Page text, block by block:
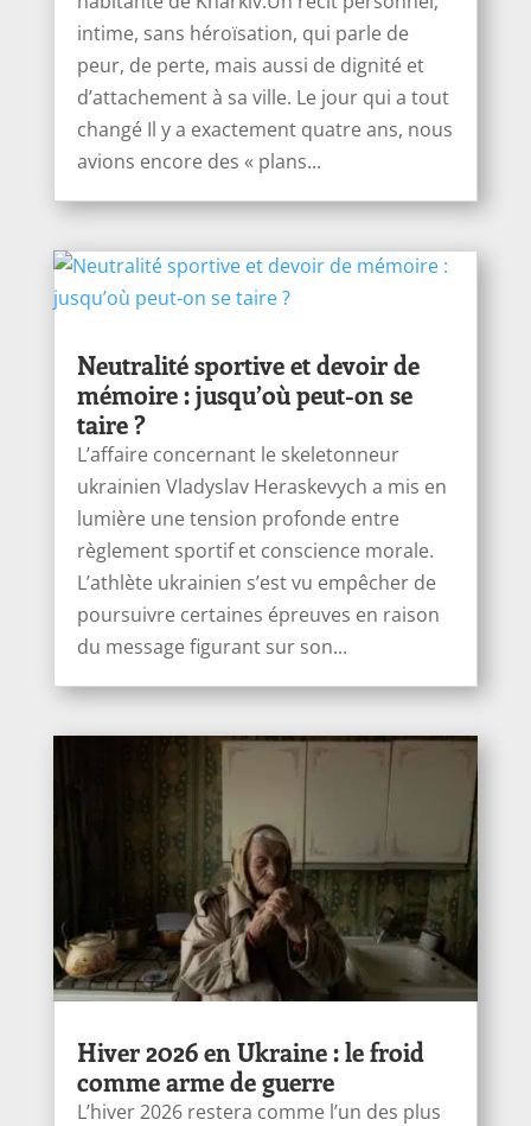
intime, sans héroïsation, qui parle de
peur, de perte, mais aussi de dignité et
d’attachement à sa ville. Le jour qui a tout
changé Il y a exactement quatre ans, nous
avions encore des « plans...
Neutralité sportive et devoir de
mémoire : jusqu’où peut-on se
taire ?
L’affaire concernant le skeletonneur
ukrainien Vladyslav Heraskevych a mis en
lumière une tension profonde entre
règlement sportif et conscience morale.
L’athlète ukrainien s’est vu empêcher de
poursuivre certaines épreuves en raison
du message figurant sur son...
Hiver 2026 en Ukraine : le froid
comme arme de guerre
L’hiver 2026 restera comme l’un des plus